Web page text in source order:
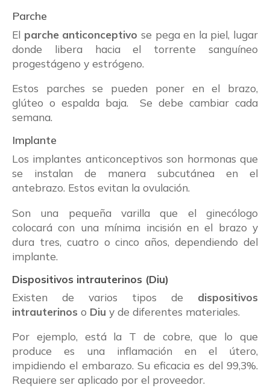
Parche
El parche anticonceptivo se pega en la piel, lugar
donde libera hacia el torrente sanguíneo
progestágeno y estrógeno.
Estos parches se pueden poner en el brazo,
glúteo o espalda baja. Se debe cambiar cada
semana.
Implante
Los implantes anticonceptivos son hormonas que
se instalan de manera subcutánea en el
antebrazo. Estos evitan la ovulación.
Son una pequeña varilla que el ginecólogo
colocará con una mínima incisión en el brazo y
dura tres, cuatro o cinco años, dependiendo del
implante.
Dispositivos intrauterinos (Diu)
Existen de varios tipos de dispositivos
intrauterinos o Diu y de diferentes materiales.
Por ejemplo, está la T de cobre, que lo que
produce es una inflamación en el útero,
impidiendo el embarazo. Su eficacia es del 99,3%.
Requiere ser aplicado por el proveedor.